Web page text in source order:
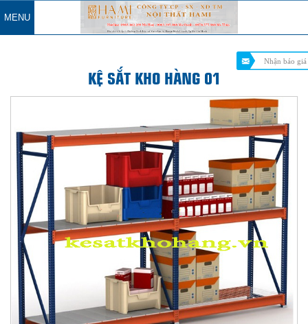
MENU
KỆ SẮT KHO HÀNG 01
Nhận báo giá